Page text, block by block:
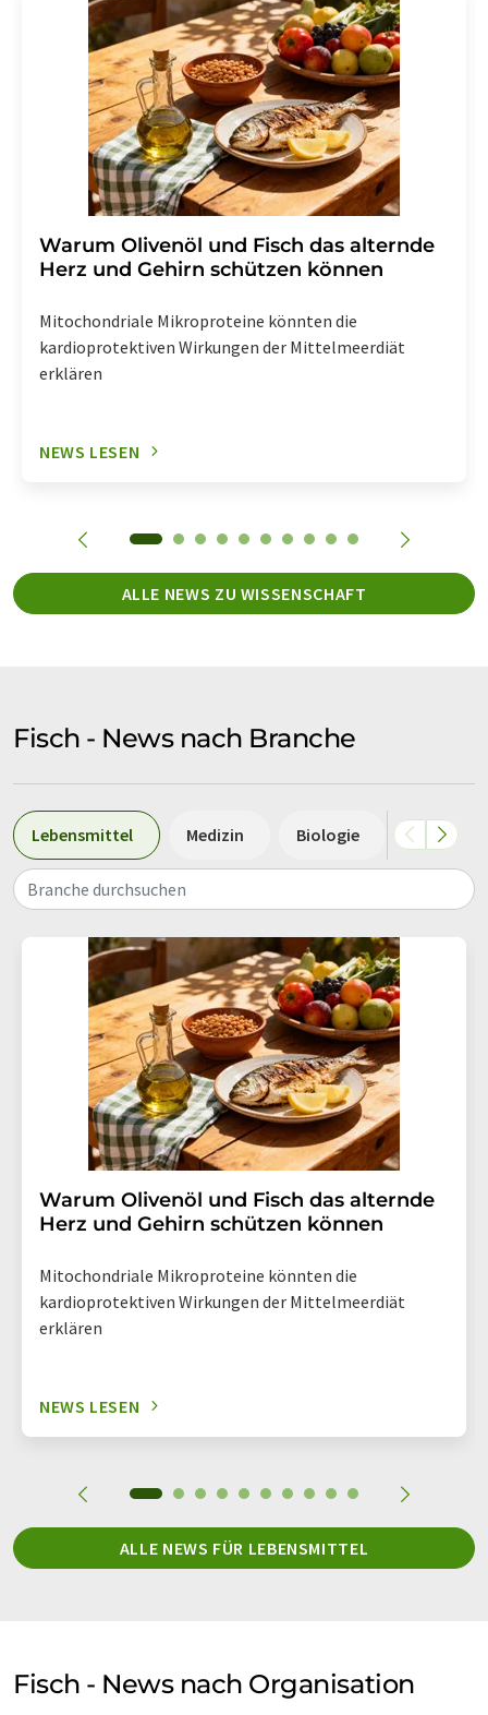
Warum Olivenöl und Fisch das alternde
Herz und Gehirn schützen können
Mitochondriale Mikroproteine könnten die
kardioprotektiven Wirkungen der Mittelmeerdiät
erklären
NEWS LESEN
ALLE NEWS ZU WISSENSCHAFT
Fisch - News nach Branche
Lebensmittel Medizin Biologie
Branche durchsuchen
Warum Olivenöl und Fisch das alternde
Herz und Gehirn schützen können
Mitochondriale Mikroproteine könnten die
kardioprotektiven Wirkungen der Mittelmeerdiät
erklären
NEWS LESEN
ALLE NEWS FÜR LEBENSMITTEL
Fisch - News nach Organisation